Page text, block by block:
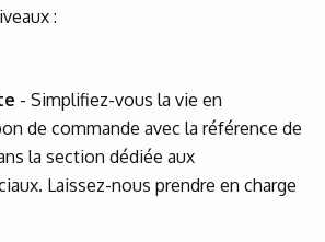
:
- Simplifiez-vous la vie en
de commande avec la référence de
la section dédiée aux
Laissez-nous prendre en charge